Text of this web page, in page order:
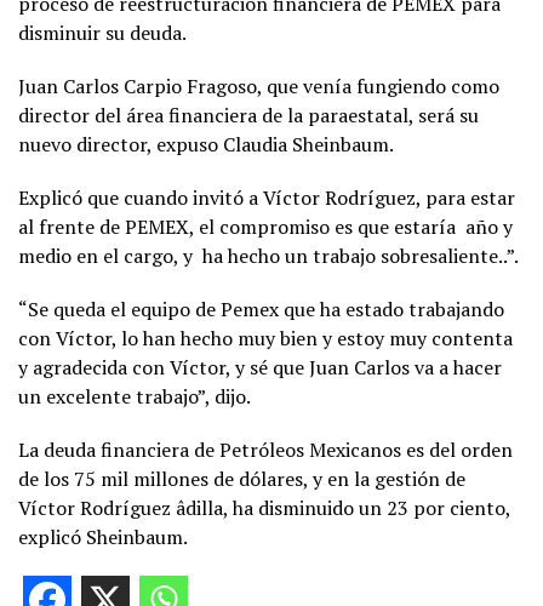
disminuir su deuda.
Juan Carlos Carpio Fragoso, que venía fungiendo como
director del área financiera de la paraestatal, será su
nuevo director, expuso Claudia Sheinbaum.
Explicó que cuando invitó a Víctor Rodríguez, para estar
al frente de PEMEX, el compromiso es que estaría año y
medio en el cargo, y ha hecho un trabajo sobresaliente..”.
“Se queda el equipo de Pemex que ha estado trabajando
con Víctor, lo han hecho muy bien y estoy muy contenta
y agradecida con Víctor, y sé que Juan Carlos va a hacer
un excelente trabajo”, dijo.
La deuda financiera de Petróleos Mexicanos es del orden
de los 75 mil millones de dólares, y en la gestión de
Víctor Rodríguez âdilla, ha disminuido un 23 por ciento,
explicó Sheinbaum.